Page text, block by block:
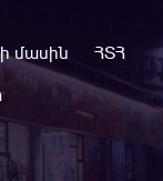
մասին
ՀՏՀ